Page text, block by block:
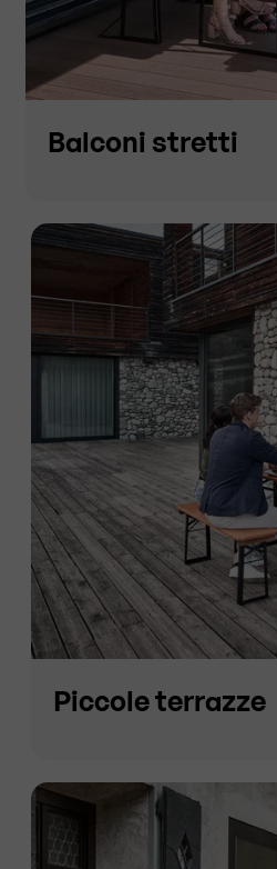
Balconi stretti
Piccole terrazze